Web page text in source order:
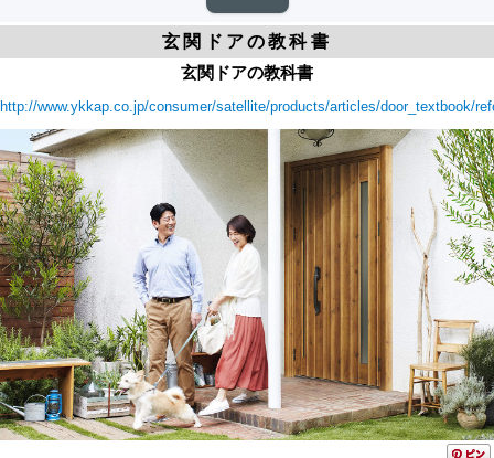
玄関ドアの教科書
玄関ドアの教科書
http://www.ykkap.co.jp/consumer/satellite/products/articles/door_textbook/